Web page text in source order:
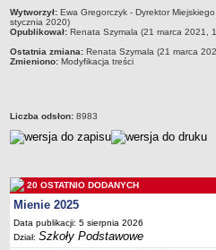
Wielofunkcyjna Placówka
Specjalny Ośrodek nr 1
Godziny dyżurów
Ogłoszenie
Zarządzenia
metryczka
Wytworzył: Ewa Gregorczyk - Dyrektor
stycznia 2020)
Opublikował: Renata Szymala (21 marca 2021,
Ostatnia zmiana: Renata Szymala (21 marca
Zmieniono: Modyfikacja treści
Liczba odsłon: 8983
20 OSTATNIO DODANYCH
Mienie 2025
Data publikacji: 5 sierpnia 2026
Dział:Szkoły Podstawowe